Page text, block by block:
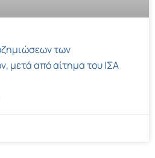
των
μετά από αίτημα του ΙΣΑ